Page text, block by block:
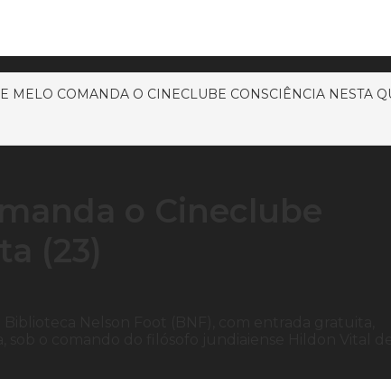
MELO COMANDA O CINECLUBE CONSCIÊNCIA NESTA